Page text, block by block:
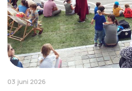
03 juni 2026